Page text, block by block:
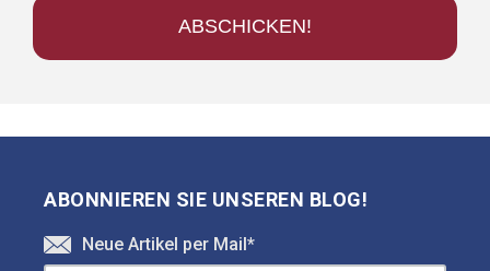
ABONNIEREN SIE UNSEREN BLOG!
Neue Artikel per Mail*